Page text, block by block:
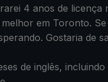
4 anos de licença
em Toronto.
Gostaria de
de inglês,